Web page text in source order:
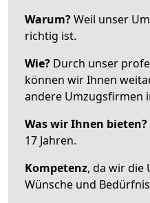
Warum?Weil unser
richtig ist.
Wie? Durch unser
können wir Ihnen
andere Umzugsfirmen
Was wir Ihnen bieten?
17 Jahren.
Kompetenz, da wir die
Wünsche und